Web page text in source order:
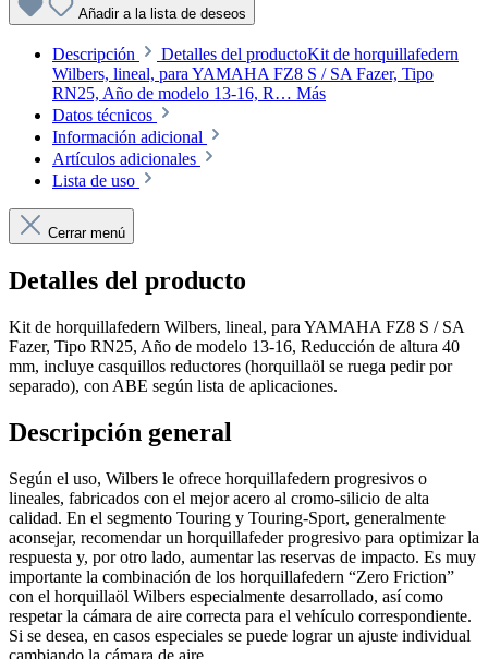
Añadir a la lista de deseos
Descripción
Detalles del productoKit de horquillafedern
Wilbers, lineal, para YAMAHA FZ8 S / SA Fazer, Tipo
RN25, Año de modelo 13-16, R… Más
Datos técnicos
Información adicional
Artículos adicionales
Lista de uso
Cerrar menú
Detalles del producto
Kit de horquillafedern Wilbers, lineal, para YAMAHA FZ8 S / SA
Fazer, Tipo RN25, Año de modelo 13-16, Reducción de altura 40
mm, incluye casquillos reductores (horquillaöl se ruega pedir por
separado), con ABE según lista de aplicaciones.
Descripción general
Según el uso, Wilbers le ofrece horquillafedern progresivos o
lineales, fabricados con el mejor acero al cromo-silicio de alta
calidad. En el segmento Touring y Touring-Sport, generalmente
aconsejar, recomendar un horquillafeder progresivo para optimizar la
respuesta y, por otro lado, aumentar las reservas de impacto. Es muy
importante la combinación de los horquillafedern “Zero Friction”
con el horquillaöl Wilbers especialmente desarrollado, así como
respetar la cámara de aire correcta para el vehículo correspondiente.
Si se desea, en casos especiales se puede lograr un ajuste individual
cambiando la cámara de aire.